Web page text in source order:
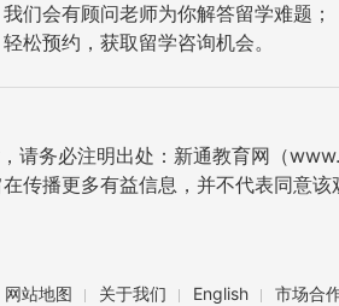
我们会有顾问老师为你解答留学难题；
轻松预约，获取留学咨询机会。
请务必注明出处：新通教育网（
传播更多有益信息，并不代表同意
网站地图 关于我们 English 市场合